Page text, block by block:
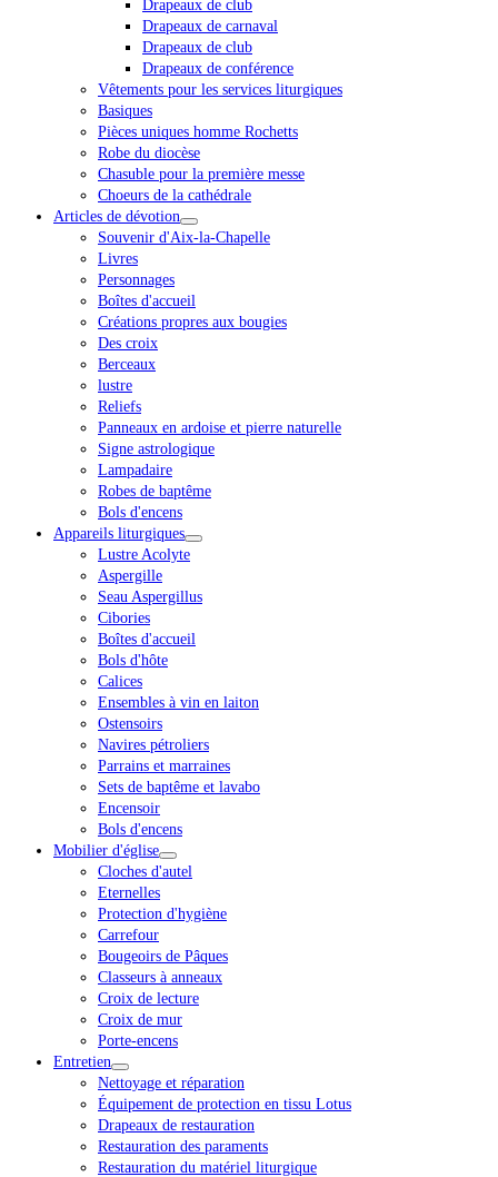
Drapeaux de club
Drapeaux de carnaval
Drapeaux de club
Drapeaux de conférence
Vêtements pour les services liturgiques
Basiques
Pièces uniques homme Rochetts
Robe du diocèse
Chasuble pour la première messe
Choeurs de la cathédrale
Articles de dévotion
Souvenir d'Aix-la-Chapelle
Livres
Personnages
Boîtes d'accueil
Créations propres aux bougies
Des croix
Berceaux
lustre
Reliefs
Panneaux en ardoise et pierre naturelle
Signe astrologique
Lampadaire
Robes de baptême
Bols d'encens
Appareils liturgiques
Lustre Acolyte
Aspergille
Seau Aspergillus
Cibories
Boîtes d'accueil
Bols d'hôte
Calices
Ensembles à vin en laiton
Ostensoirs
Navires pétroliers
Parrains et marraines
Sets de baptême et lavabo
Encensoir
Bols d'encens
Mobilier d'église
Cloches d'autel
Eternelles
Protection d'hygiène
Carrefour
Bougeoirs de Pâques
Classeurs à anneaux
Croix de lecture
Croix de mur
Porte-encens
Entretien
Nettoyage et réparation
Équipement de protection en tissu Lotus
Drapeaux de restauration
Restauration des paraments
Restauration du matériel liturgique